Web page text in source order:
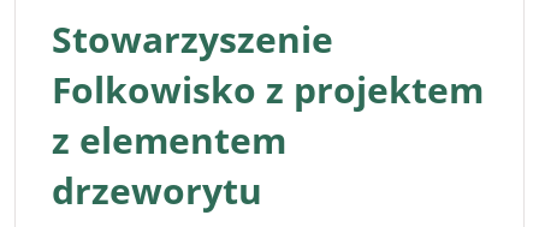
Stowarzyszenie
Folkowisko z projektem
z elementem
drzeworytu